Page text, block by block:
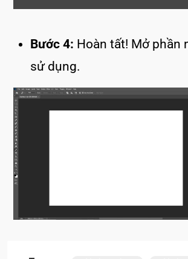
Bước 4: Hoàn tất! Mở phần
sử dụng.